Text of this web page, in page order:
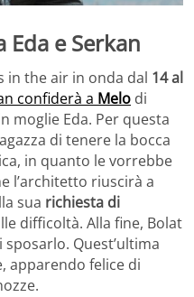
e Serkan
in the air in onda dal 14 al
confiderà a Melo di
moglie Eda. Per questa
di tenere la bocca
in quanto le vorrebbe
l’architetto riuscirà a
sua richiesta di
difficoltà. Alla fine, Bolat
Quest’ultima
apparendo felice di